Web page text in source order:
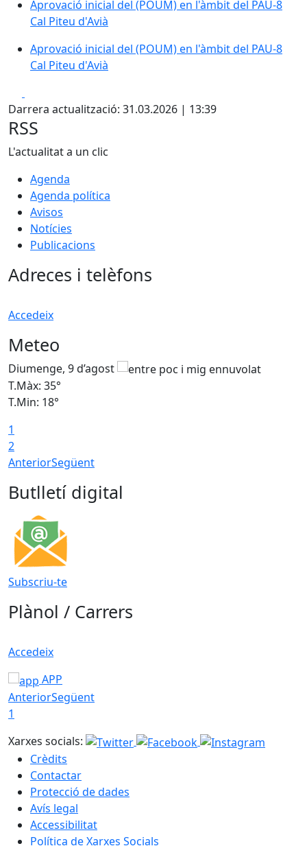
Aprovació inicial del (POUM) en l'àmbit del PAU-8
Cal Piteu d'Avià
Aprovació inicial del (POUM) en l'àmbit del PAU-8
Cal Piteu d'Avià
Darrera actualització: 31.03.2026 | 13:39
RSS
L'actualitat a un clic
Agenda
Agenda política
Avisos
Notícies
Publicacions
Adreces i telèfons
Accedeix
Meteo
Diumenge, 9 d’agost
T.Màx: 35°
T.Min: 18°
1
2
AnteriorSegüent
Butlletí digital
Subscriu-te
Plànol / Carrers
Accedeix
APP
AnteriorSegüent
1
Xarxes socials:
Crèdits
Contactar
Protecció de dades
Avís legal
Accessibilitat
Política de Xarxes Socials